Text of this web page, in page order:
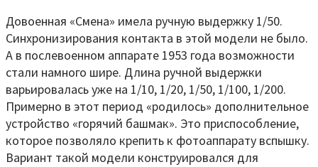
Довоенная «Смена» имела ручную выдержку 1/50.
Синхронизирования контакта в этой модели не было.
А в послевоенном аппарате 1953 года возможности
стали намного шире. Длина ручной выдержки
варьировалась уже на 1/10, 1/20, 1/50, 1/100, 1/200.
Примерно в этот период «родилось» дополнительное
устройство «горячий башмак». Это приспособление,
которое позволяло крепить к фотоаппарату вспышку.
Вариант такой модели конструировался для